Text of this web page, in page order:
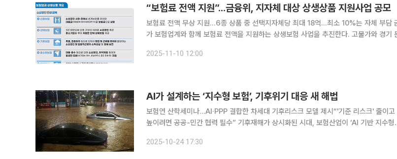
“보험료 전액 지원”...금융위, 지자체 대상 상생상품 지원사업 공모
보험료 전액 무상 지원…6종 상품 중 선택지자체당 최대 18억…최소 10%는 자체 부담 금융위원회
가 보험업계와 함께 보험료 전액을 지원하는 상생보험 사업을 추진한다. 고물가와 경기
원사업’ 공모를 시작한다고 밝혔다. 보험업계는 총 300억
2025-11-10 12:00
AI가 설계하는 ‘지수형 보험’, 기후위기 대응 새 해법
보험연 산학세미나…AI·PPP 결합한 차세대 기후리스크 모델 제시“'기준 리스크' 줄이고
높이려면 공공-민간 협력 필수” 기후재해가 상시화된 시대, 보험산업이 ‘AI 기반 지수형
나 ‘기후변화 리스크와 지수형 보험’에서 전문가들은 “기존 손
2025-10-24 17:30